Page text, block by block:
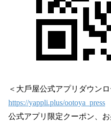
＜⼤⼾屋公式アプリダウン
https://yappli.plus/ootoya_press
公式アプリ限定クーポン、